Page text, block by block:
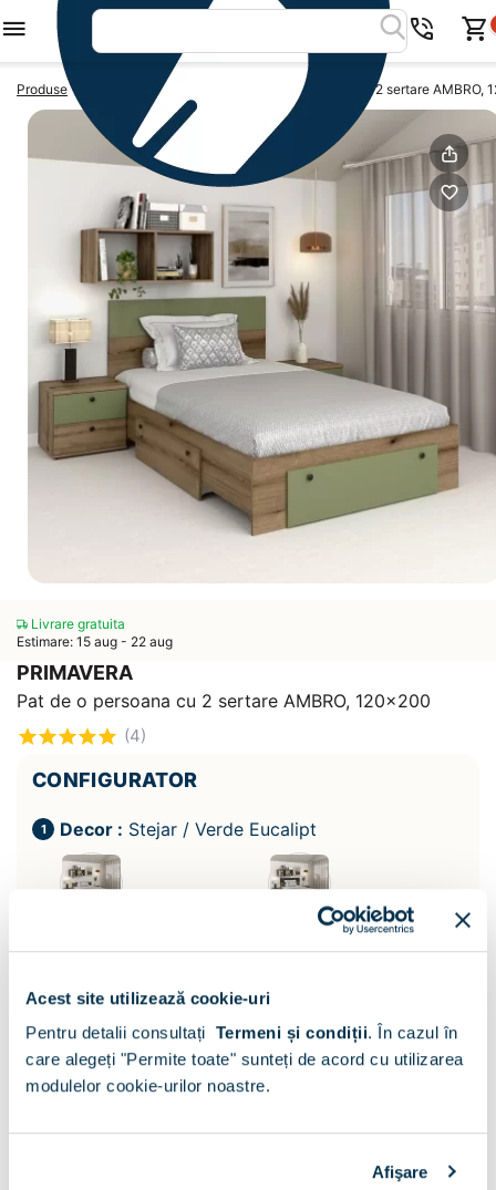
Acest site utilizează cookie-uri
Pentru detalii consultați Termeni și condiții. În cazul în
care alegeți "Permite toate" sunteți de acord cu utilizarea
modulelor cookie-urilor noastre.
Afişare
Produse Paturi de o persoana Pat de o persoana cu 2 sertare AMBRO,
Livrare gratuita
Estimare: 15 aug - 22 aug
PRIMAVERA
Pat de o persoana cu 2 sertare AMBRO, 120x200
(4)
CONFIGURATOR
Decor : Stejar / Verde Eucalipt
Sertar pat